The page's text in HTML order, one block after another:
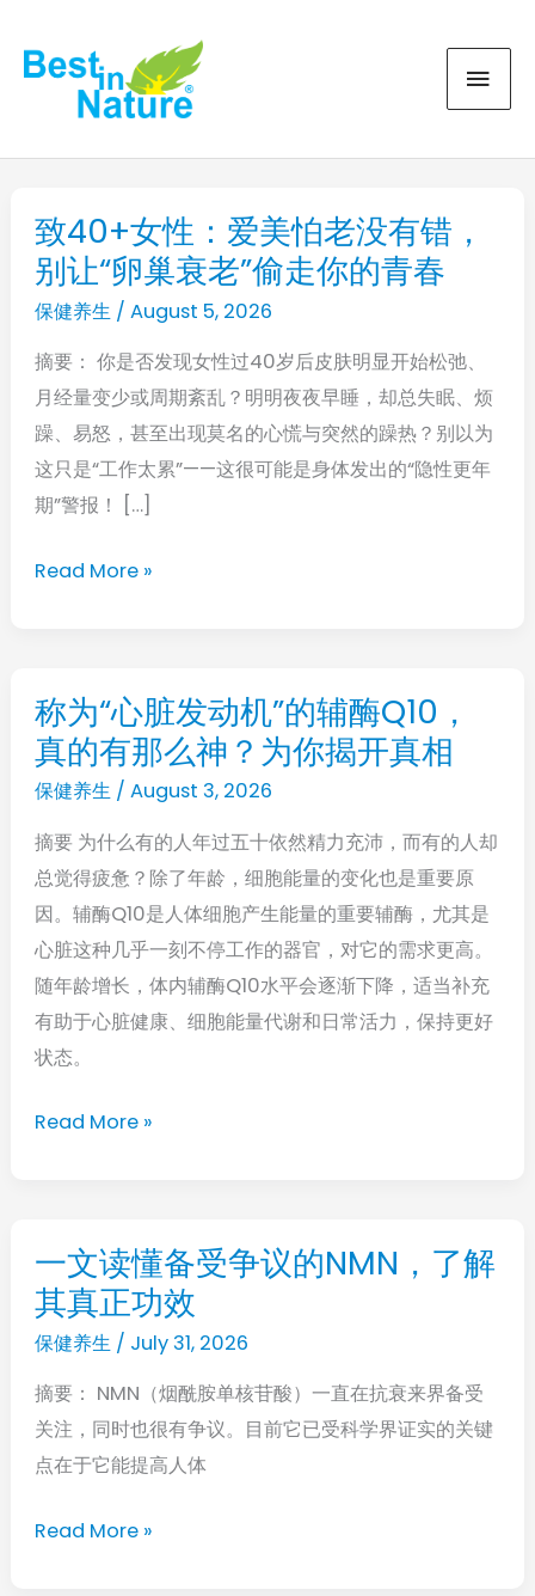
content
致40+女性：爱美怕老没有错，
别让“卵巢衰老”偷走你的青春
保健养生/ August 5, 2026
摘要： 你是否发现女性过40岁后皮肤明显开始松弛、
月经量变少或周期紊乱？明明夜夜早睡，却总失眠、烦
躁、易怒，甚至出现莫名的心慌与突然的躁热？别以为
这只是“工作太累”——这很可能是身体发出的“隐性更年
期”警报！ […]
致
40+女
性：
美
怕
老
没
有
别
衰
老”偷
走
你
的
青
春
Read More »
称为“心脏发动机”的辅酶Q10，
真的有那么神？为你揭开真相
保健养生/ August 3, 2026
摘要 为什么有的人年过五十依然精力充沛，而有的人却
总觉得疲惫？除了年龄，细胞能量的变化也是重要原
因。辅酶Q10是人体细胞产生能量的重要辅酶，尤其是
心脏这种几乎一刻不停工作的器官，对它的需求更高。
随年龄增长，体内辅酶Q10水平会逐渐下降，适当补充
有助于心脏健康、细胞能量代谢和日常活力，保持更好
状态。
称
为“心
脏
动
机”的
辅
酶
Q10，
真
的
你
揭
开
真
相
Read More »
一文读懂备受争议的NMN，了解
其真正功效
保健养生 / July 31, 2026
摘要： NMN（烟酰胺单核苷酸）一直在抗衰来界备受
关注，同时也很有争议。目前它已受科学界证实的关键
点在于它能提高人体
一
文
读
备
受
争
的
Read More »